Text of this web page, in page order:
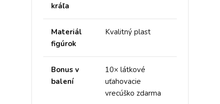
kráľa
Materiál
figúrok
Kvalitný plast
Bonus v
balení
10× látkové
uťahovacie
vrecúško zdarma